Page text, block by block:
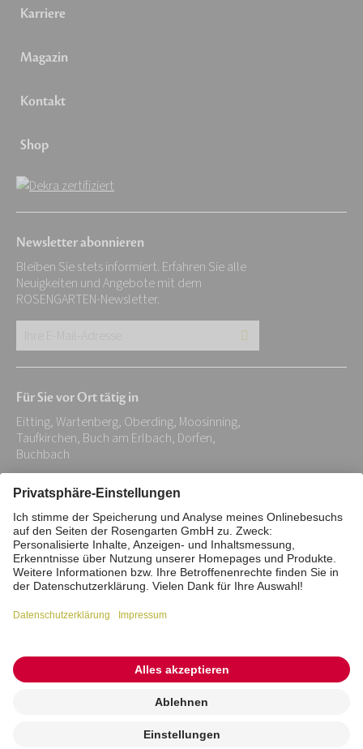
Karriere
Magazin
Kontakt
Shop
Newsletter abonnieren
Bleiben Sie stets informiert. Erfahren Sie alle
Neuigkeiten und Angebote mit dem
ROSENGARTEN-Newsletter.
E-
Adresse:
*
Für Sie vor Ort tätig in
Eitting, Wartenberg, Oberding, Moosinning,
Taufkirchen, Buch am Erlbach, Dorfen,
Buchbach
Impressum Datenschutz
Stiftung
Interne Meldestelle
Zahlungsmittel
Barrierefreiheitserklärung
Vertrag widerrufen
© 2026 ROSENGARTEN-Tierbestattung